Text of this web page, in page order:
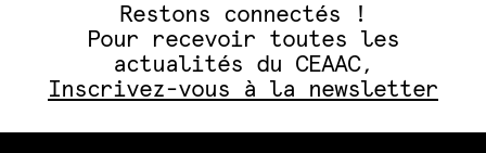
Restons connectés !
Pour recevoir toutes les
actualités du CEAAC,
Inscrivez-vous à la newsletter